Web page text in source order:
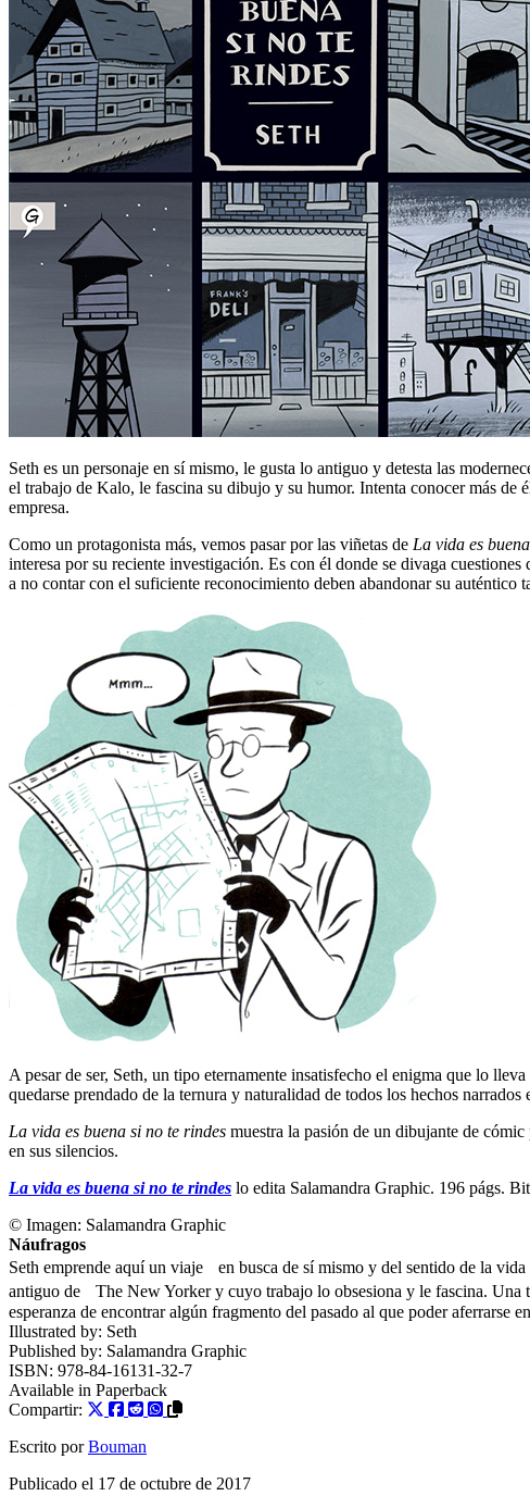
Seth es un personaje en sí mismo, le gusta lo antiguo y detesta las
el trabajo de Kalo, le fascina su dibujo y su humor. Intenta conocer más de
empresa.
Como un protagonista más, vemos pasar por las viñetas de La vida es
interesa por su reciente investigación. Es con él donde se divaga
a no contar con el suficiente reconocimiento deben abandonar su auténtico
A pesar de ser, Seth, un tipo eternamente insatisfecho el enigma que lo
quedarse prendado de la ternura y naturalidad de todos los hechos narrados
La vida es buena si no te rindes muestra la pasión de un dibujante de
en sus silencios.
La vida es buena si no te rindes lo edita Salamandra Graphic. 196 págs.
© Imagen: Salamandra Graphic
Náufragos
Seth emprende aquí un viaje en busca de sí mismo y del sentido de la
antiguo de The New Yorker y cuyo trabajo lo obsesiona y le fascina.
esperanza de encontrar algún fragmento del pasado al que poder
Illustrated by: Seth
Published by: Salamandra Graphic
ISBN: 978-84-16131-32-7
Available in Paperback
Compartir:
Escrito por Bouman
Publicado el 17 de octubre de 2017